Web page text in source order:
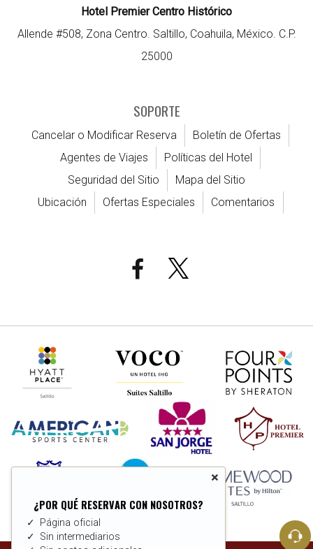
×
¿POR QUÉ RESERVAR CON NOSOTROS?
Página oficial
Sin intermediarios
Hotel Premier Centro Histórico
Allende #508, Zona Centro. Saltillo, Coahuila, México. C.P.
25000
SOPORTE
Cancelar o Modificar Reserva
Boletín de Ofertas
Agentes de Viajes
Políticas del Hotel
Seguridad del Sitio
Mapa del Sitio
Ubicación
Ofertas Especiales Comentarios